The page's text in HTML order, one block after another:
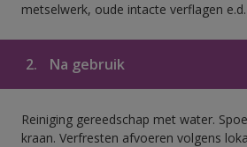
metselwerk, oude intacte verflagen e.d.
2. Na gebruik
Reiniging gereedschap met water.
kraan. Verfresten afvoeren volgens